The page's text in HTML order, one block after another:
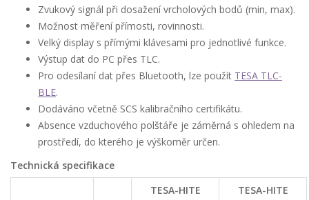
Zvukový signál při dosažení vrcholových bodů (min, max).
Možnost měření přímosti, rovinnosti.
Velký display s přímými klávesami pro jednotlivé funkce.
Výstup dat do PC přes TLC.
Pro odesílaní dat přes Bluetooth, lze použít TESA TLC-
BLE.
Dodáváno včetně SCS kalibračního certifikátu.
Absence vzduchového polštáře je záměrná s ohledem na
prostředí, do kterého je výškoměr určen.
Technická specifikace
TESA-HITE
TESA-HITE